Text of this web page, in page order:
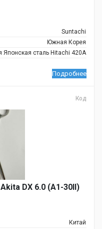
Suntachi
Южная Корея
Японская сталь Hitachi 420A
Подробнее
Код
DX 6.0 (A1-30II)
Китай